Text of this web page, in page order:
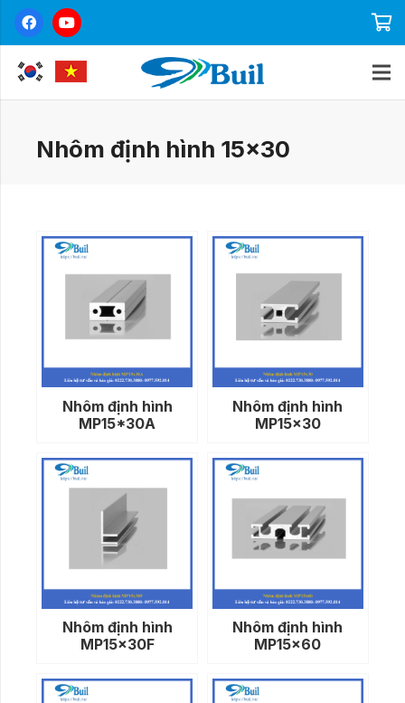
Nhôm định hình 15×30
Nhôm định hình
MP15*30A
Nhôm định hình
MP15x30
Nhôm định hình
MP15x30F
Nhôm định hình
MP15x60